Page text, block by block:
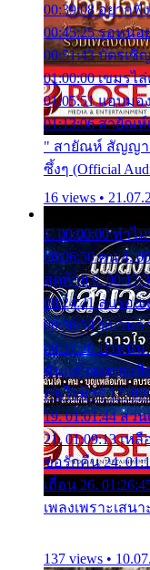
00:39:08 อยากฟั
00:45:25 รอหน่อ
00:51:43 บัตรเชิ
01:00:00 เขมรไ
01:05:51 แอบมอ
01:13:06 สายัณห์
" สายัณห์ สัญญา
ซึ้งๆ (Official
16 views •
1. 00:00:00 ทำไ
00:06:50 คน 4.
สุดท้าย 6.
00:24:21 ลบรอย
00:30:54 ขบวนก
00:37:20 ปาหนัน
ฉันแล้วจงตายเสี
คนใจมาร 17.
19. 01:01:44 ส่ว
21. 01:09:13 เหลื
ขอรักคืน 24.
เถื่อน 26.
เพลงเพราะเสน
137 views •